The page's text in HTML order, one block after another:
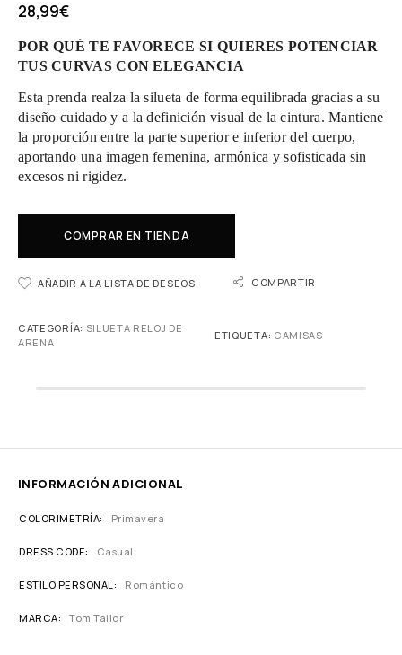
28,99€
POR QUÉ TE FAVORECE SI QUIERES POTENCIAR
TUS CURVAS CON ELEGANCIA
Esta prenda realza la silueta de forma equilibrada gracias a su
diseño cuidado y a la definición visual de la cintura. Mantiene
la proporción entre la parte superior e inferior del cuerpo,
aportando una imagen femenina, armónica y sofisticada sin
excesos ni rigidez.
COMPRAR EN TIENDA
AÑADIR A LA LISTA DE DESEOS COMPARTIR
CATEGORÍA: SILUETA RELOJ DE
ARENA
ETIQUETA: CAMISAS
INFORMACIÓN ADICIONAL
COLORIMETRÍA Primavera
DRESS CODE Casual
ESTILO PERSONAL Romántico
MARCA Tom Tailor